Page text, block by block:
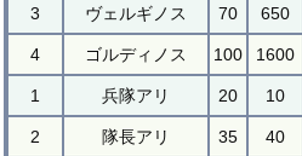
3 ヴェルギノス 70 650
4 ゴルディノス 100 1600
1 兵隊アリ 20 10
2 隊長アリ 35 40